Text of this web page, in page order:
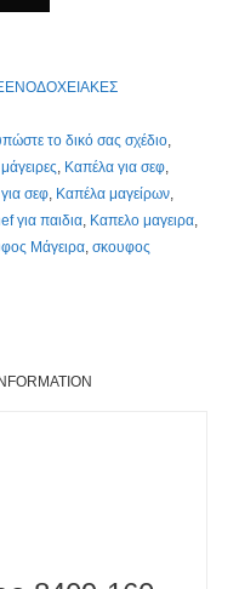
το δικό σας σχέδιο,
, Καπέλα για σεφ,
σεφ, Καπέλα μαγείρων,
για παιδια, Καπελο μαγειρα,
Μάγειρα,σκουφος